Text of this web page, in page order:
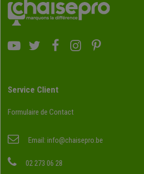
Service Client
Formulaire de Contact
Email: info@chaisepro.be
02 273 06 28